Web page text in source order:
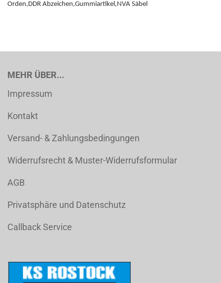
Orden,DDR Abzeichen,Gummiartikel,NVA Säbel
MEHR ÜBER...
Impressum
Kontakt
Versand- & Zahlungsbedingungen
Widerrufsrecht & Muster-Widerrufsformular
AGB
Privatsphäre und Datenschutz
Callback Service